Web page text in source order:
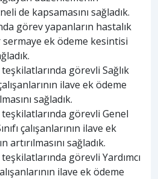
de kapsamasını sağladık.
görev yapanların hastalık
ek ödeme kesintisi
görevli Sağlık
ilave ek ödeme
sağladık.
görevli Genel
çalışanlarının ilave ek
artırılmasını sağladık.
görevli Yardımcı
ilave ek ödeme